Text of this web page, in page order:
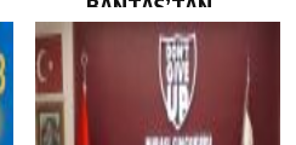
BANTAŞ’TAN…